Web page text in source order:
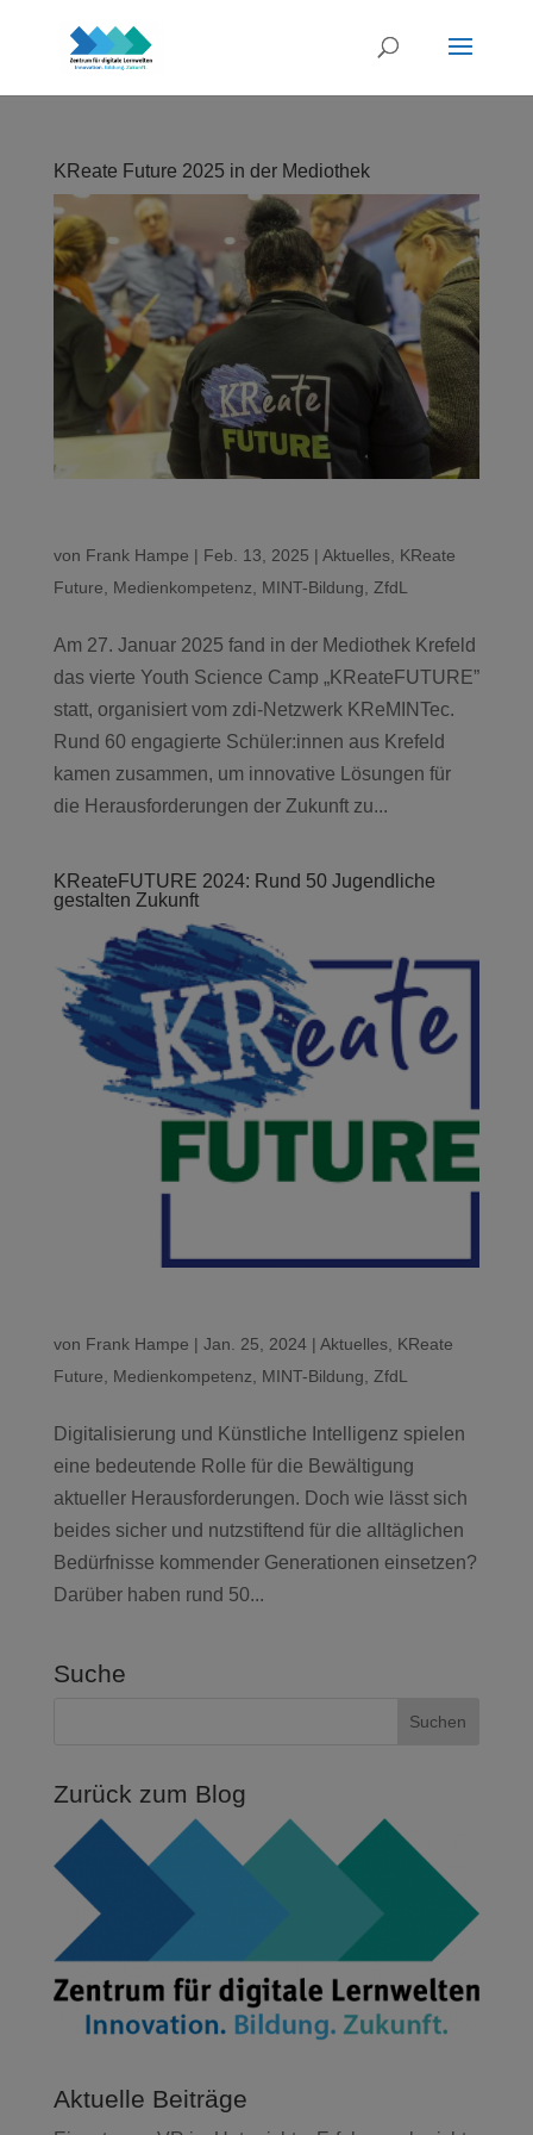
KReate Future 2025 in der Mediothek
von Frank Hampe | Feb. 13, 2025 | Aktuelles, KReate
Future
Medienkompetenz MINT-Bildung ZfdL
Am 27. Januar 2025 fand in der Mediothek Krefeld
das vierte Youth Science Camp „KReateFUTURE”
statt, organisiert vom zdi-Netzwerk KReMINTec.
Rund 60 engagierte Schüler:innen aus Krefeld
kamen zusammen, um innovative Lösungen für
die Herausforderungen der Zukunft zu...
KReateFUTURE 2024: Rund 50 Jugendliche
gestalten Zukunft
von Frank Hampe | Jan. 25, 2024| Aktuelles, KReate
Future
Medienkompetenz MINT-Bildung ZfdL
Digitalisierung und Künstliche Intelligenz spielen
eine bedeutende Rolle für die Bewältigung
aktueller Herausforderungen. Doch wie lässt sich
beides sicher und nutzstiftend für die alltäglichen
Bedürfnisse kommender Generationen einsetzen?
Darüber haben rund 50...
Suche
Zurück zum Blog
Aktuelle Beiträge